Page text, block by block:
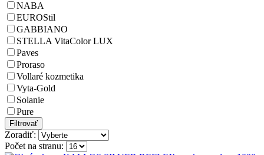
NABA
EUROStil
GABBIANO
STELLA VitaColor LUX
Paves
Proraso
Vollaré kozmetika
Vyta-Gold
Solanie
Pure
Zoradiť:
Počet na stranu: